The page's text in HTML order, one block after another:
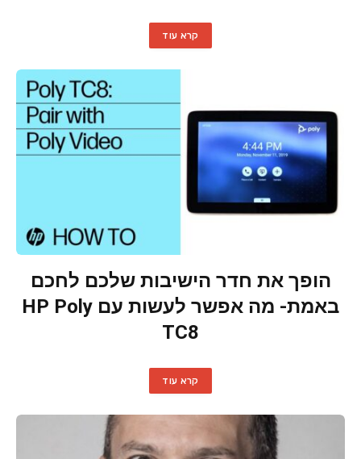
קרא עוד
הופך את חדר הישיבות שלכם לחכם
באמת- מה אפשר לעשות עם HP Poly
TC8
קרא עוד